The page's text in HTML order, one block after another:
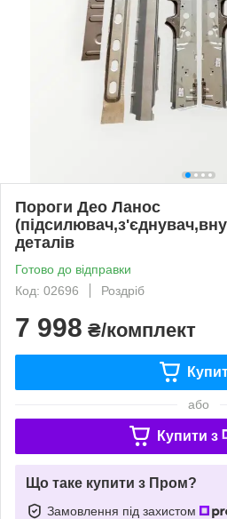
Пороги Део Ланос
деталів
Готово до відправки
Код: 02696
Роздріб
7 998 ₴/комплект
або
Купити з
Що таке купити з Пром?
Замовлення під захистом